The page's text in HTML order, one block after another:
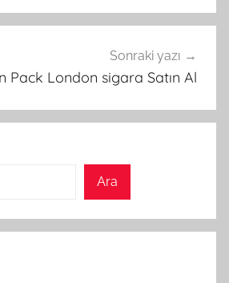
Sonraki yazı
Pack London sigara Satın Al
Ara